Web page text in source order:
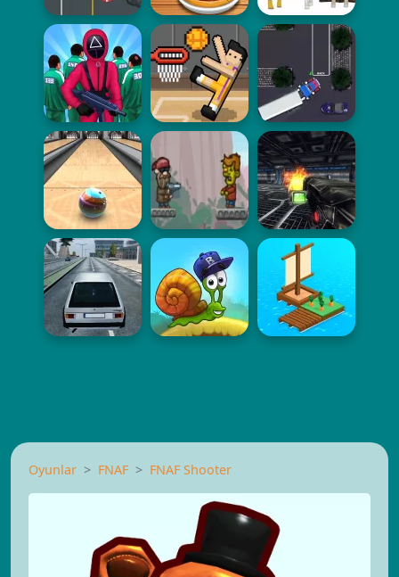
Oyunlar FNAF FNAF Shooter